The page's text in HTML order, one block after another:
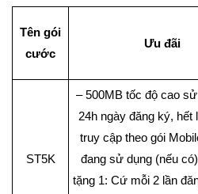
Tên gói
cước
Ưu đãi
ST5K
– 500MB tốc độ cao
24h ngày đăng ký,
truy cập theo gói
đang sử dụng (nếu
tặng 1: Cứ mỗi 2 lần